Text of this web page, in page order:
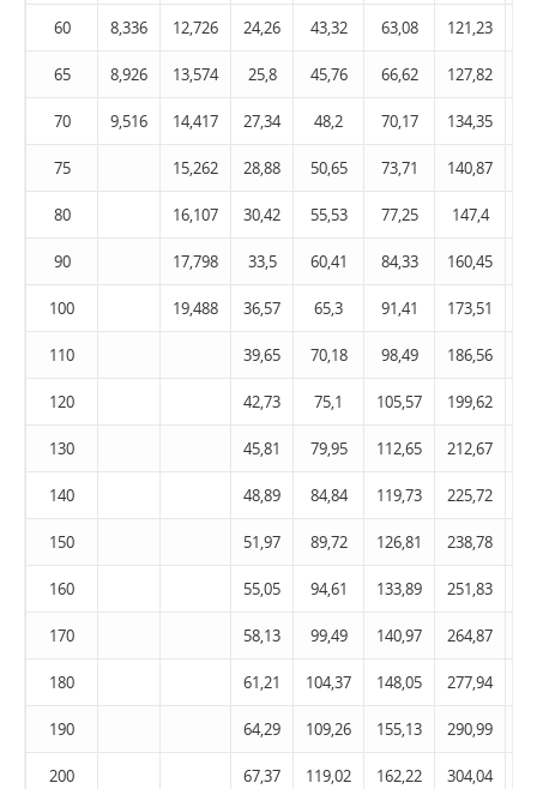
60 8,336 12,726 24,26 43,32 63,08 121,23
65 8,926 13,574 25,8 45,76 66,62 127,82
70 9,516 14,417 27,34 48,2 70,17 134,35
75 15,262 28,88 50,65 73,71 140,87
80 16,107 30,42 55,53 77,25 147,4
90 17,798 33,5 60,41 84,33 160,45
100 19,488 36,57 65,3 91,41 173,51
110 39,65 70,18 98,49 186,56
120 42,73 75,1 105,57 199,62
130 45,81 79,95 112,65 212,67
140 48,89 84,84 119,73 225,72
150 51,97 89,72 126,81 238,78
160 55,05 94,61 133,89 251,83
170 58,13 99,49 140,97 264,87
180 61,21 104,37 148,05 277,94
190 64,29 109,26 155,13 290,99
200 67,37 119,02 162,22 304,04